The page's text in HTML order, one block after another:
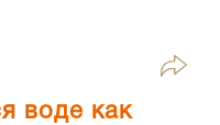
воде как